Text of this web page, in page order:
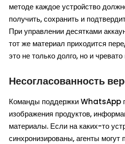
методе каждое устройство
получить, сохранить и
При управлении десятками
тот же материал приходится
это не только долго, но и
Несогласованность
Команды поддержки WhatsApp
изображения продуктов,
материалы. Если на каких-то
синхронизированы, агенты могут